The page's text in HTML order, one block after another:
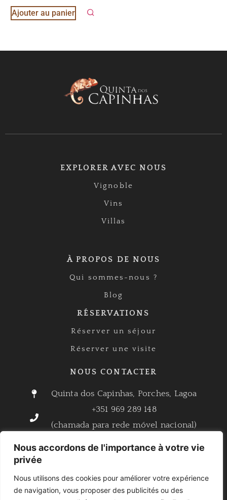
Nous accordons de l'importance à votre vie
privée
Nous utilisons des cookies pour améliorer votre expérience
de navigation, vous proposer des publicités ou des
Ajouter au panier
EXPLORER AVEC NOUS
Vignoble
Vins
Villas
À PROPOS DE NOUS
Qui sommes-nous ?
Blog
RÉSERVATIONS
Réserver un séjour
Réserver une visite
NOUS CONTACTER
Quinta dos Capinhas, Porches, Lagoa
+351 969 289 148
(chamada para rede móvel nacional)
Quinta dos Capinhas © 2025